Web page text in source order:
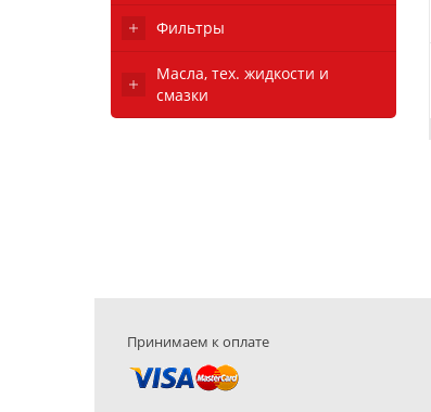
Фильтры
Масла, тех. жидкости и
смазки
Принимаем к оплате